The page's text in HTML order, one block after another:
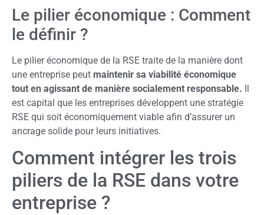
Le pilier économique : Comment
le définir ?
Le pilier économique de la RSE traite de la manière dont
une entreprise peut maintenir sa viabilité économique
tout en agissant de manière socialement responsable. Il
est capital que les entreprises développent une stratégie
RSE qui soit économiquement viable afin d’assurer un
ancrage solide pour leurs initiatives.
Comment intégrer les trois
piliers de la RSE dans votre
entreprise ?